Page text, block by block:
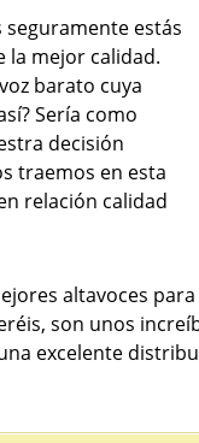
seguramente estás
la mejor calidad.
barato cuya
Sería como
decisión
traemos en esta
relación calidad
altavoces
son unos
excelente